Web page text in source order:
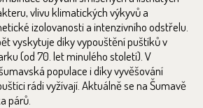
vlivu klimatických výkyvů a
izolovanosti a intenzivního odstřelu.
vyskytuje díky vypouštění puštíků v
(od 70. let minulého století). V
populace i díky vyvěšování
rádi vyžívají. Aktuálně se na Šumavě
párů.